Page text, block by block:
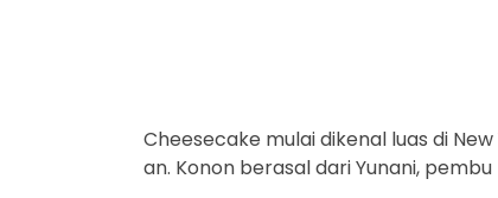
Cheesecake mulai dikenal luas di
an. Konon berasal dari Yunani, pembu